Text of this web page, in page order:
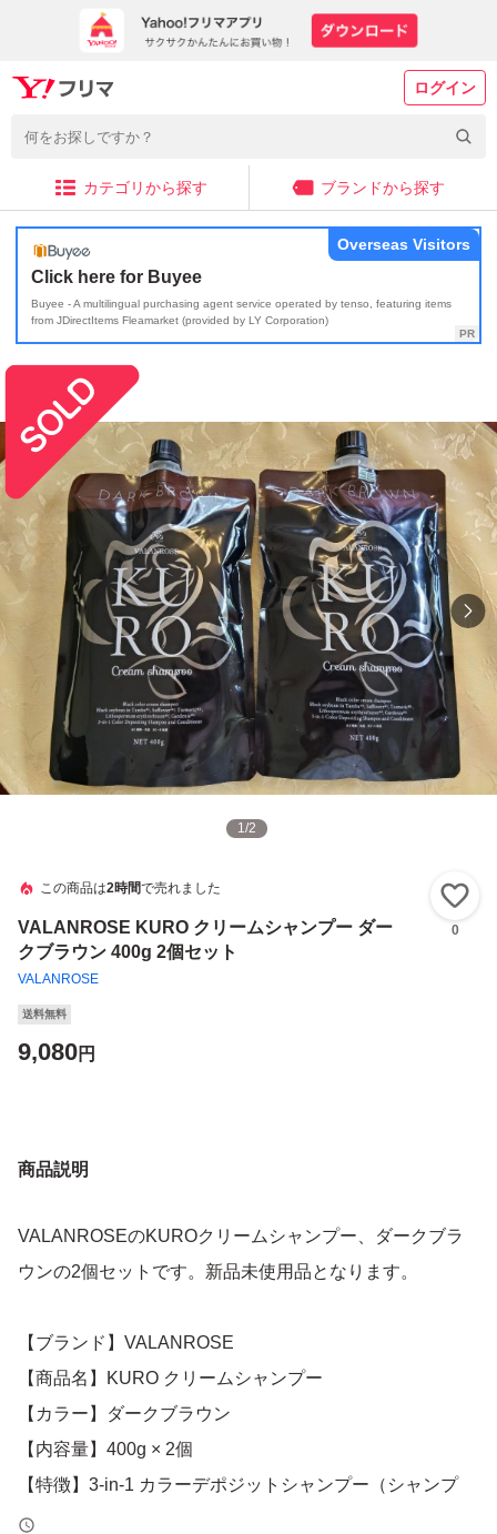
ログイン
カテゴリから探す ブランドから探す
Click here for Buyee
Buyee - A multilingual purchasing agent service operated by tenso, featuring items
from JDirectItems Fleamarket (provided by LY Corporation)
Overseas Visitors
1/2
この商品は2時間で売れました
VALANROSE KURO クリームシャンプー ダー
クブラウン 400g 2個セット
VALANROSE
0
送料無料
9,080円
商品説明
VALANROSEのKUROクリームシャンプー、ダークブラ
ウンの2個セットです。新品未使用品となります。
【ブランド】VALANROSE
【商品名】KURO クリームシャンプー
【カラー】ダークブラウン
【内容量】400g × 2個
【特徴】3-in-1 カラーデポジットシャンプー（シャンプ
ー、トリートメント、白髪染め）